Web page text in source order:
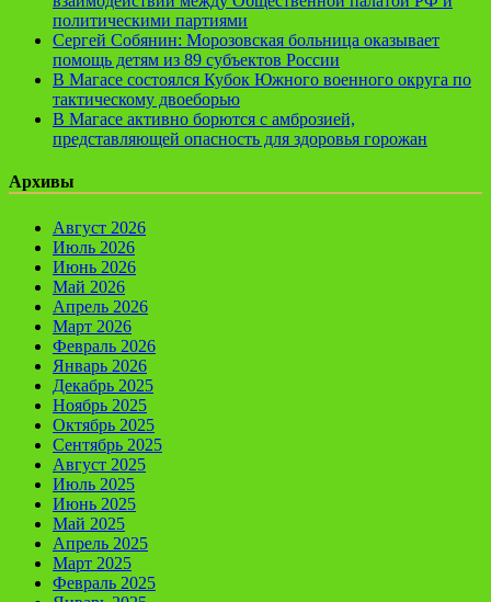
политическими партиями
Сергей Собянин: Морозовская больница оказывает
помощь детям из 89 субъектов России
В Магасе состоялся Кубок Южного военного округа по
тактическому двоеборью
В Магасе активно борются с амброзией,
представляющей опасность для здоровья горожан
Архивы
Август 2026
Июль 2026
Июнь 2026
Май 2026
Апрель 2026
Март 2026
Февраль 2026
Январь 2026
Декабрь 2025
Ноябрь 2025
Октябрь 2025
Сентябрь 2025
Август 2025
Июль 2025
Июнь 2025
Май 2025
Апрель 2025
Март 2025
Февраль 2025